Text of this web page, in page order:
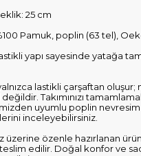
25 cm
Pamuk, poplin (63 tel),
yapı sayesinde yatağa
lastikli çarşaftan oluşur;
değildir. Takımınızı
uyumlu poplin nevresim
inceleyebilirsiniz.
üzerine özenle hazırlanan
edilir. Doğal konfor ve